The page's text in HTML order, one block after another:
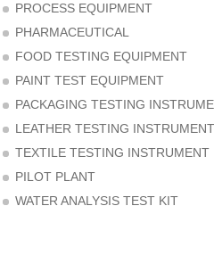
PROCESS EQUIPMENT
PHARMACEUTICAL
FOOD TESTING EQUIPMENT
PAINT TEST EQUIPMENT
PACKAGING TESTING
LEATHER TESTING INSTRUMENT
TEXTILE TESTING INSTRUMENT
PILOT PLANT
WATER ANALYSIS TEST KIT